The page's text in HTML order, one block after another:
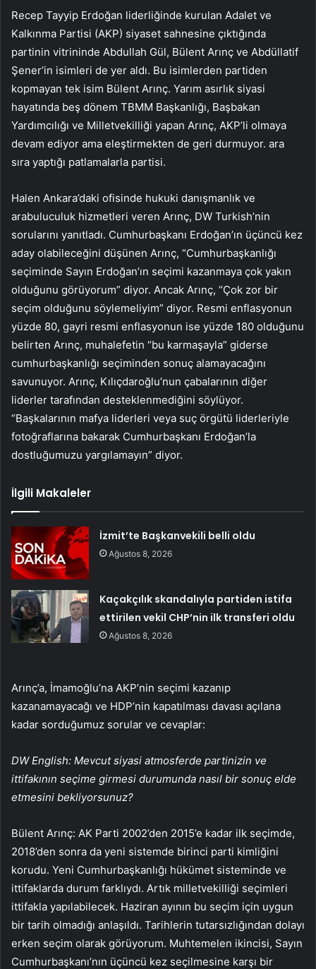
Recep Tayyip Erdoğan liderliğinde kurulan Adalet ve
Kalkınma Partisi (AKP) siyaset sahnesine çıktığında
partinin vitrininde Abdullah Gül, Bülent Arınç ve Abdüllatif
Şener’in isimleri de yer aldı. Bu isimlerden partiden
kopmayan tek isim Bülent Arınç. Yarım asırlık siyasi
hayatında beş dönem TBMM Başkanlığı, Başbakan
Yardımcılığı ve Milletvekilliği yapan Arınç, AKP’li olmaya
devam ediyor ama eleştirmekten de geri durmuyor. ara
sıra yaptığı patlamalarla partisi.
Halen Ankara’daki ofisinde hukuki danışmanlık ve
arabuluculuk hizmetleri veren Arınç, DW Turkish’nin
sorularını yanıtladı. Cumhurbaşkanı Erdoğan’ın üçüncü kez
aday olabileceğini düşünen Arınç, “Cumhurbaşkanlığı
seçiminde Sayın Erdoğan’ın seçimi kazanmaya çok yakın
olduğunu görüyorum” diyor. Ancak Arınç, “Çok zor bir
seçim olduğunu söylemeliyim” diyor. Resmi enflasyonun
yüzde 80, gayri resmi enflasyonun ise yüzde 180 olduğunu
belirten Arınç, muhalefetin “bu karmaşayla” giderse
cumhurbaşkanlığı seçiminden sonuç alamayacağını
savunuyor. Arınç, Kılıçdaroğlu’nun çabalarının diğer
liderler tarafından desteklenmediğini söylüyor.
“Başkalarının mafya liderleri veya suç örgütü liderleriyle
fotoğraflarına bakarak Cumhurbaşkanı Erdoğan’la
dostluğumuzu yargılamayın” diyor.
İlgili Makaleler
İzmit’te Başkanvekili belli oldu
Ağustos 8, 2026
Kaçakçılık skandalıyla partiden istifa
ettirilen vekil CHP’nin ilk transferi oldu
Ağustos 8, 2026
Arınç’a, İmamoğlu’na AKP’nin seçimi kazanıp
kazanamayacağı ve HDP’nin kapatılması davası açılana
kadar sorduğumuz sorular ve cevaplar:
DW English: Mevcut siyasi atmosferde partinizin ve
ittifakının seçime girmesi durumunda nasıl bir sonuç elde
etmesini bekliyorsunuz?
Bülent Arınç: AK Parti 2002’den 2015’e kadar ilk seçimde,
2018’den sonra da yeni sistemde birinci parti kimliğini
korudu. Yeni Cumhurbaşkanlığı hükümet sisteminde ve
ittifaklarda durum farklıydı. Artık milletvekilliği seçimleri
ittifakla yapılabilecek. Haziran ayının bu seçim için uygun
bir tarih olmadığı anlaşıldı. Tarihlerin tutarsızlığından dolayı
erken seçim olarak görüyorum. Muhtemelen ikincisi, Sayın
Cumhurbaşkanı’nın üçüncü kez seçilmesine karşı bir